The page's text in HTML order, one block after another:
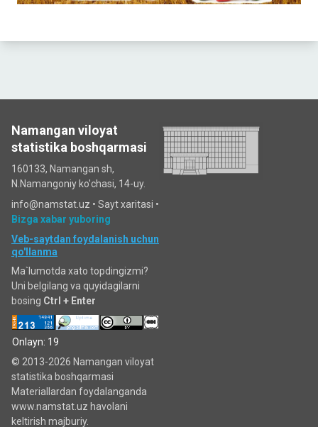
Namangan viloyat
statistika boshqarmasi
160133, Namangan sh,
N.Namangoniy ko'chasi, 14-uy.
info@namstat.uz • Sayt xaritasi •
Bizga xabar yuboring
Veb-saytdan foydalanish uchun
qo'llanma
Ma`lumotda xato topdingizmi?
Uni belgilang va quyidagilarni
bosing Ctrl + Enter
Onlayn: 19
© 2013-2026 Namangan viloyat
statistika boshqarmasi
Materiallardan foydalanganda
www.namstat.uz havolani
keltirish majburiy.